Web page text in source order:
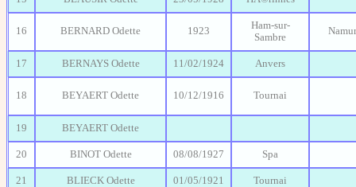
16 BERNARD Odette 1923
Ham-sur-
Sambre
Namur
17 BERNAYS Odette 11/02/1924 Anvers
18 BEYAERT Odette 10/12/1916 Tournai
19 BEYAERT Odette
20 BINOT Odette 08/08/1927 Spa
21 BLIECK Odette 01/05/1921 Tournai